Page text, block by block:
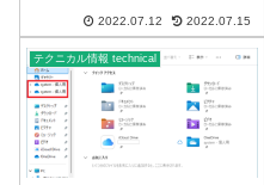
から、ユーザープロファイル
（%USERPROFILE%）フォル
ダ配下に「.ms-ad」フ...
2022.07.12 2022.07.15
テクニカル情報 technical